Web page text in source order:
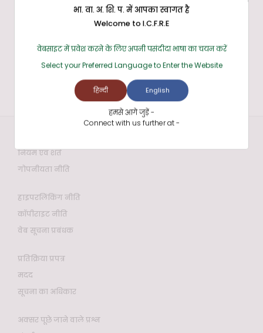
नियम एवं शर्तें
गोपनीयता नीति
हाइपरलिंकिंग नीति
कॉपीराइट नीति
वेब सूचना प्रबंधक
प्रतिक्रिया प्रपत्र
मदद
सूचना का अधिकार
अक्सर पूछे जाने वाले प्रश्न
भा. वा. अ. शि. प. में आपका स्वागत है
Welcome to I.C.F.R.E
वेबसाइट में प्रवेश करने के लिए अपनी पसंदीदा भाषा का चयन करें
Select your Preferred Language to Enter the Website
हिन्दी English
हमसे आगे जुड़ें -
Connect with us further at -